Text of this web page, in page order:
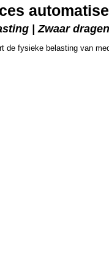
| Zwaar dragen
de fysieke belasting van